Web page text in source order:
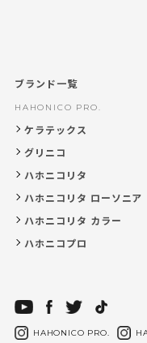
ブランド一覧
HAHONICO PRO.
ケラテックス
グリニコ
ハホニコリタ
ハホニコリタ ローソニア
ハホニコリタ カラー
ハホニコプロ
HAHONICO PRO.